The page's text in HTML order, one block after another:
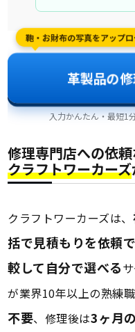
革製品の
鞄・お財布の写真をアップ
入力かんたん・最短1
修理専門店への依
クラフトワーカーズ
クラフトワーカーズは、
括で見積もりを依頼
較して自分で選べる
が業界10年以上の熟練
不要、修理後は3ヶ月